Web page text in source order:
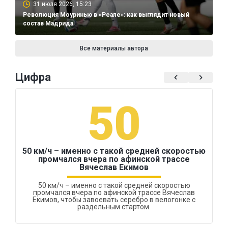
31 июля 2026, 15:23
Революция Моуринью в «Реале»: как выглядит новый
состав Мадрида
Все материалы автора
Цифра
50
50 км/ч – именно с такой средней скоростью
промчался вчера по афинской трассе
Вячеслав Екимов
50 км/ч – именно с такой средней скоростью
промчался вчера по афинской трассе Вячеслав
Екимов, чтобы завоевать серебро в велогонке с
раздельным стартом.